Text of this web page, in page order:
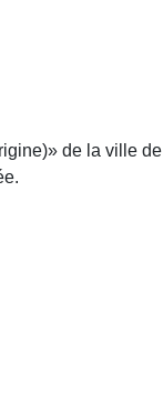
de la ville de